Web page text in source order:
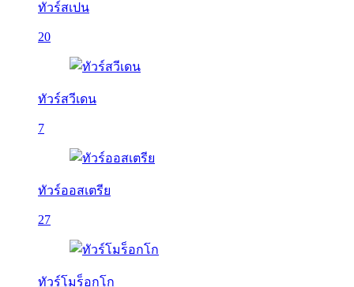
ทัวร์สเปน
20
ทัวร์สวีเดน
7
ทัวร์ออสเตรีย
27
ทัวร์โมร็อกโก